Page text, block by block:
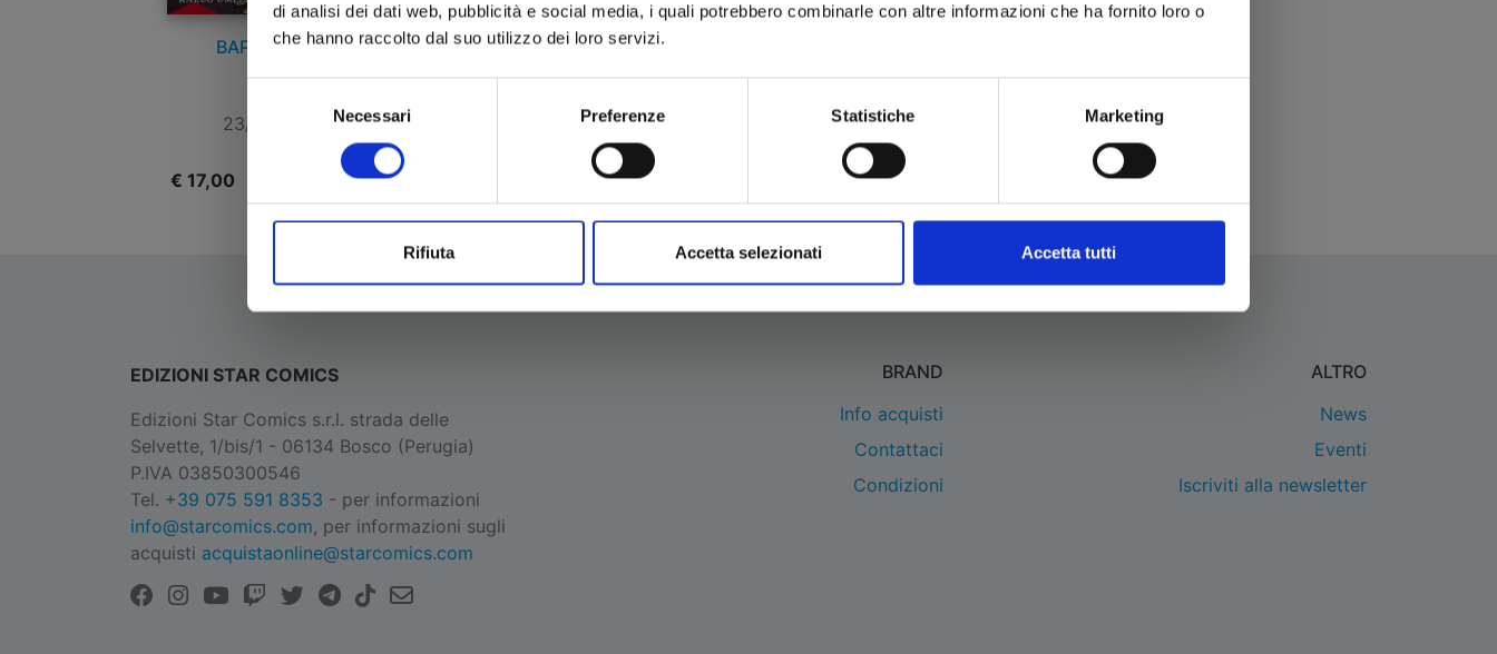
di analisi dei dati web, pubblicità e social media, i quali potrebbero combinarle con altre informazioni che ha fornito loro o
che hanno raccolto dal suo utilizzo dei loro servizi.
Necessari Preferenze Statistiche Marketing
Rifiuta Accetta selezionati Accetta tutti
BAPTISM n. 3
23/12/2020
€ 17,00
BAPTISM n. 2
02/12/2020 28/10/2020
€ 17,00
EDIZIONI STAR COMICS
Edizioni Star Comics s.r.l. strada delle
Selvette, 1/bis/1 - 06134 Bosco (Perugia)
P.IVA 03850300546
Tel. +39 075 591 8353 - per informazioni
info@starcomics.com, per informazioni sugli
acquisti acquistaonline@starcomics.com
BRAND
Info acquisti
Contattaci
Condizioni
ALTRO
News
Eventi
Iscriviti alla newsletter